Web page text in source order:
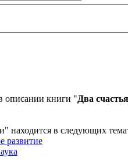
описании книги "Два
находится в следующих
развитие